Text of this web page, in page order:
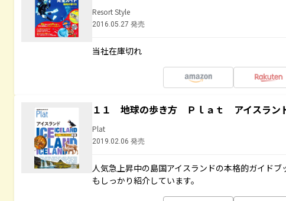
Resort Style
2016.05.27 発売
当社在庫切れ
１１ 地球の歩き方 Ｐｌａｔ アイスラン
Plat
2019.02.06 発売
人気急上昇中の島国アイスランドの本格的ガイド
もしっかり紹介しています。